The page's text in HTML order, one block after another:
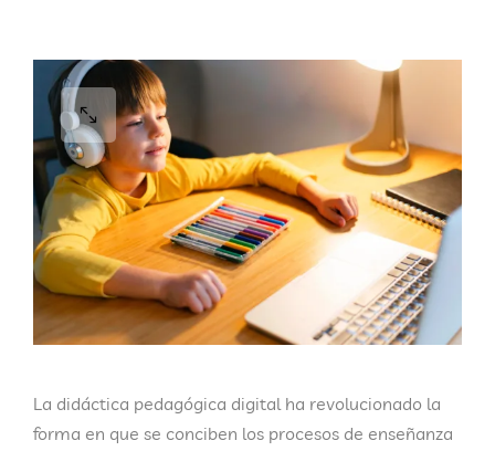
La didáctica pedagógica digital ha revolucionado la
forma en que se conciben los procesos de enseñanza